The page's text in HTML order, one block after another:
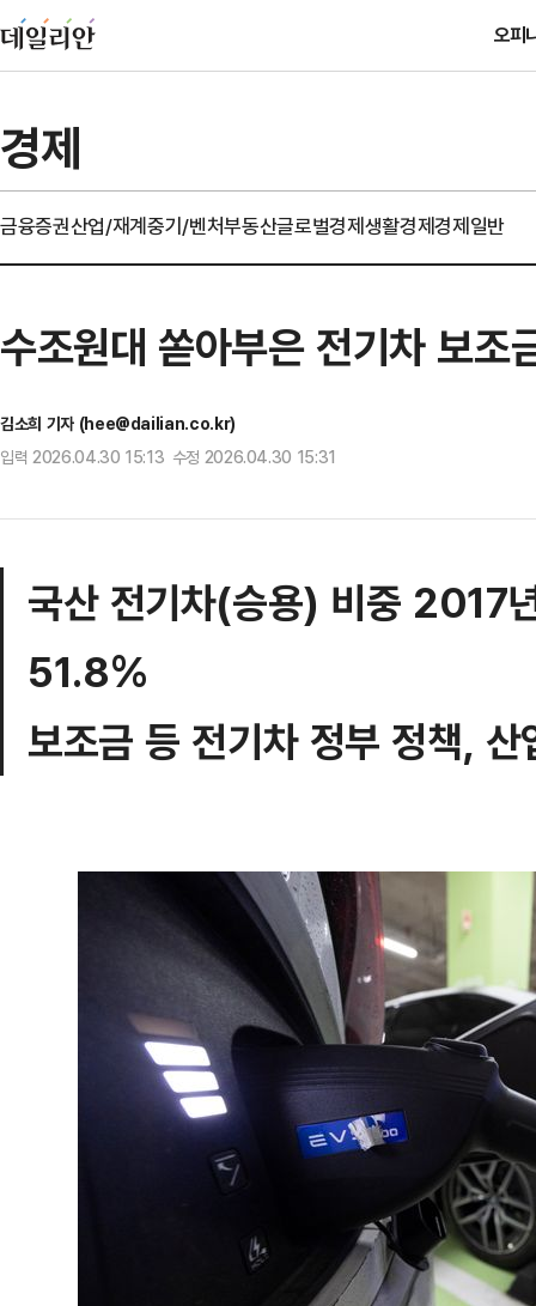
오피
경제
금융증권산업/재계중기/벤처부동산글로벌경제생활경제경제일반
수조원대 쏟아부은 전기차 보
김소희 기자 (hee@dailian.co.kr)
입력 2026.04.30 15:13 수정 2026.04.30 15:31
국산 전기차(승용) 비중
51.8%
보조금 등 전기차 정부 정책,